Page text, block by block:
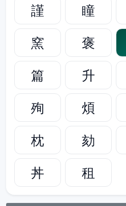
謹
瞳
窯
褒
篇
升
殉
煩
枕
劾
丼
租